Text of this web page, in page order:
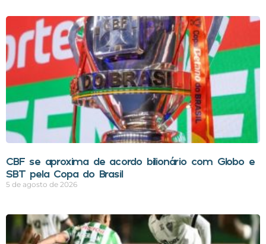
CBF se aproxima de acordo bilionário com Globo e
SBT pela Copa do Brasil
5 de agosto de 2026